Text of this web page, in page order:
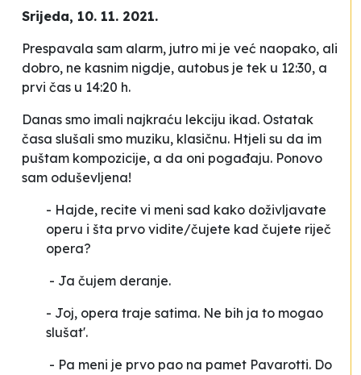
Srijeda, 10. 11. 2021.
Prespavala sam alarm, jutro mi je već naopako, ali
dobro, ne kasnim nigdje, autobus je tek u 12:30, a
prvi čas u 14:20 h.
Danas smo imali najkraću lekciju ikad. Ostatak
časa slušali smo muziku, klasičnu. Htjeli su da im
puštam kompozicije, a da oni pogađaju. Ponovo
sam oduševljena!
- Hajde, recite vi meni sad kako doživljavate
operu i šta prvo vidite/čujete kad čujete riječ
opera?
- Ja čujem deranje.
- Joj, opera traje satima. Ne bih ja to mogao
slušat'.
- Pa meni je prvo pao na pamet Pavarotti. Do